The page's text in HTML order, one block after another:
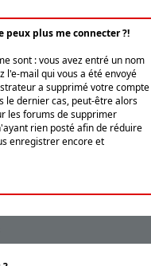
peux plus me connecter ?!
sont : vous avez entré un nom
l'e-mail qui vous a été envoyé
a supprimé votre compte
le dernier cas, peut-être alors
les forums de supprimer
rien posté afin de réduire
enregistrer encore et